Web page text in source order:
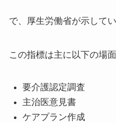
で、厚生労働省が示して
この指標は主に以下の場
要介護認定調査
主治医意見書
ケアプラン作成